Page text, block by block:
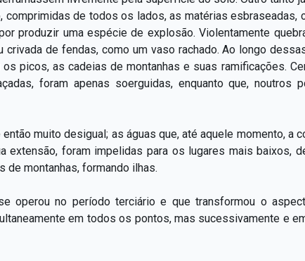
comprimidas de todos os lados, as matérias esbraseadas,
produzir uma espécie de explosão. Violentamente
crivada de fendas, como um vaso rachado. Ao longo
picos, as cadeias de montanhas e suas ramificações.
foram apenas soerguidas, enquanto que, noutros
muito desigual; as águas que, até aquele momento, a
extensão, foram impelidas para os lugares mais baixos,
de montanhas, formando ilhas.
operou no período terciário e que transformou o
em todos os pontos, mas sucessivamente e